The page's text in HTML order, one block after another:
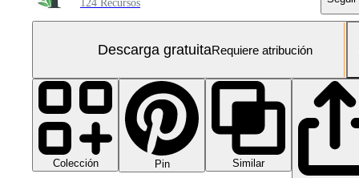
124 Recursos
Descarga gratuitaRequiere atribución
Colección Pin
Similar